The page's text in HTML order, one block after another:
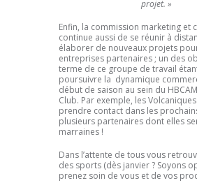
projet. »
Enfin, la commission marketing et
continue aussi de se réunir à
élaborer de nouveaux projets
entreprises partenaires ; un des
terme de ce groupe de travail
poursuivre la dynamique
début de saison au sein du
Club. Par exemple, les
prendre contact dans les
plusieurs partenaires dont elles
marraines !
Dans l’attente de tous vous
des sports (dès janvier ? Soyons
prenez soin de vous et de vos